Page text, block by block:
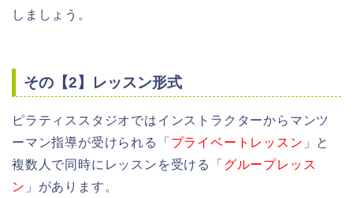
しましょう。
その【2】レッスン形式
ピラティススタジオではインストラクターからマンツ
ーマン指導が受けられる「 プライベートレッスン 」と
複数人で同時にレッスンを受ける「 グループレッス
ン 」があります。